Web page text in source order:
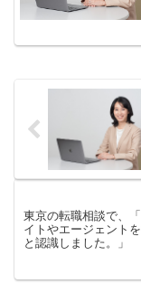
東京の転職相談で、
イトやエージェント
と認識しました。」